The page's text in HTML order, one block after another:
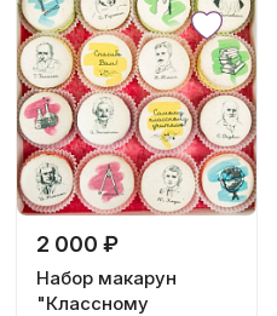
2 000 ₽
Набор макарун
"Классному